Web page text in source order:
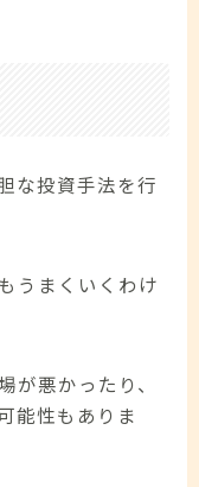
な投資手法を行
うまくいくわけ
が悪かったり、
能性もありま